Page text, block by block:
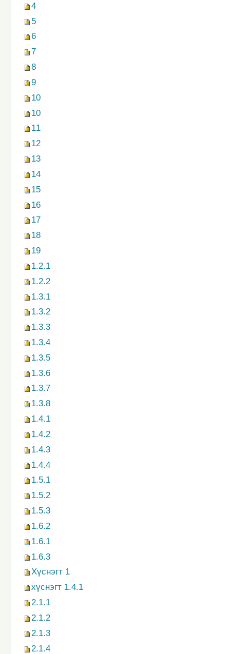
4
5
6
7
8
9
10
10
11
12
13
14
15
16
17
18
19
1.2.1
1.2.2
1.3.1
1.3.2
1.3.3
1.3.4
1.3.5
1.3.6
1.3.7
1.3.8
1.4.1
1.4.2
1.4.3
1.4.4
1.5.1
1.5.2
1.5.3
1.6.2
1.6.1
1.6.3
Хүснэгт 1
хүснэгт 1.4.1
2.1.1
2.1.2
2.1.3
2.1.4